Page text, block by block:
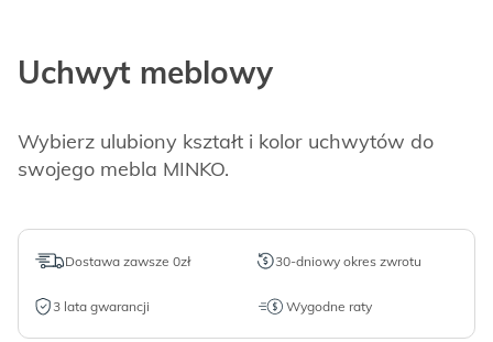
Uchwyt meblowy
Wybierz ulubiony kształt i kolor uchwytów do
swojego mebla MINKO.
Dostawa zawsze 0zł 30-dniowy okres zwrotu
3 lata gwarancji Wygodne raty